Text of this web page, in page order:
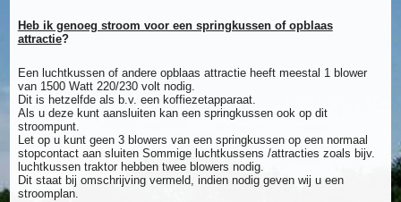
Heb ik genoeg stroom voor een springkussen of opblaas
attractie?
Een luchtkussen of andere opblaas attractie heeft meestal 1 blower
van 1500 Watt 220/230 volt nodig.
Dit is hetzelfde als b.v. een koffiezetapparaat.
Als u deze kunt aansluiten kan een springkussen ook op dit
stroompunt.
Let op u kunt geen 3 blowers van een springkussen op een normaal
stopcontact aan sluiten Sommige luchtkussens /attracties zoals bijv.
luchtkussen traktor hebben twee blowers nodig.
Dit staat bij omschrijving vermeld, indien nodig geven wij u een
stroomplan.